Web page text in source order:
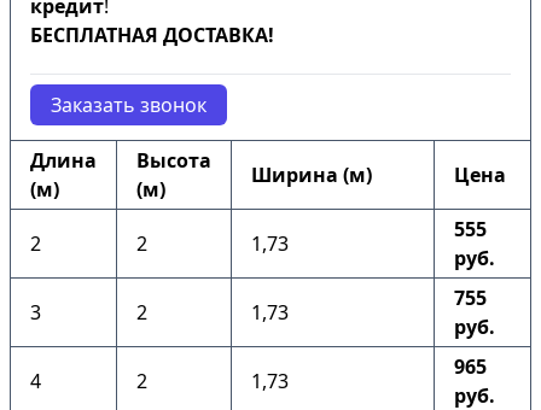
кредит!
БЕСПЛАТНАЯ ДОСТАВКА!
Заказать звонок
Длина
(м)
Высота
(м)
Ширина (м) Цена
2 2 1,73
555
руб.
3 2 1,73
755
руб.
4 2 1,73
965
руб.